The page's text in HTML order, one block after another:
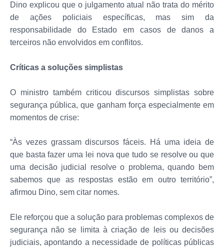
Dino explicou que o julgamento atual não trata do mérito
de ações policiais específicas, mas sim da
responsabilidade do Estado em casos de danos a
terceiros não envolvidos em conflitos.
Críticas a soluções simplistas
O ministro também criticou discursos simplistas sobre
segurança pública, que ganham força especialmente em
momentos de crise:
“Às vezes grassam discursos fáceis. Há uma ideia de
que basta fazer uma lei nova que tudo se resolve ou que
uma decisão judicial resolve o problema, quando bem
sabemos que as respostas estão em outro território”,
afirmou Dino, sem citar nomes.
Ele reforçou que a solução para problemas complexos de
segurança não se limita à criação de leis ou decisões
judiciais, apontando a necessidade de políticas públicas